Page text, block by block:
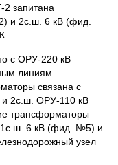
и Т-2 запитана
и 2с.ш. 6 кВ (фид.
с ОРУ-220 кВ
линиям
связана с
и 2с.ш. ОРУ-110 кВ
трансформаторы
1с.ш. 6 кВ (фид. №5) и
узел